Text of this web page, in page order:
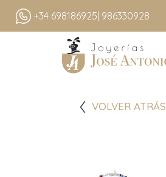
+34 698186925 | 986330928
VOLVER ATRÁS